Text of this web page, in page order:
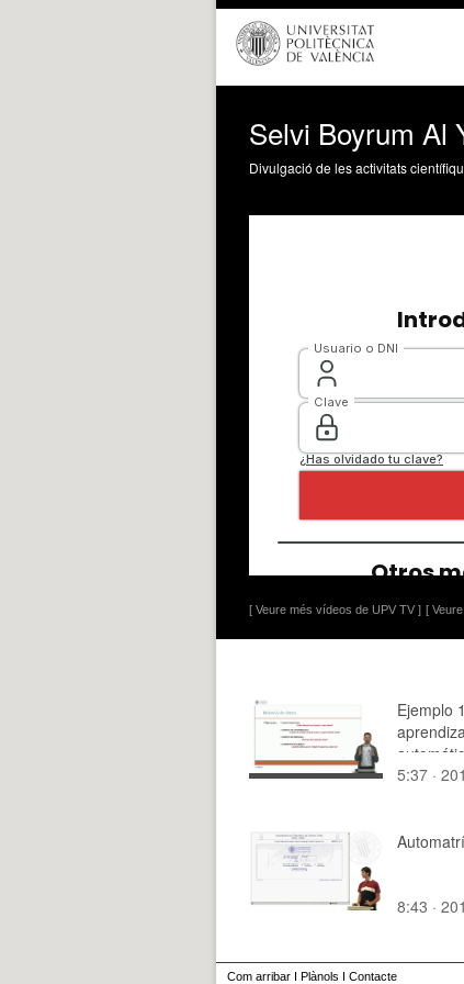
Selvi Boyrum Al
Divulgació de les activitats
[ Veure més vídeos de UPV TV ] [
Ejemplo
5:37 ·
Automatrí
8:43 ·
Com arribar I Plànols I Contacte